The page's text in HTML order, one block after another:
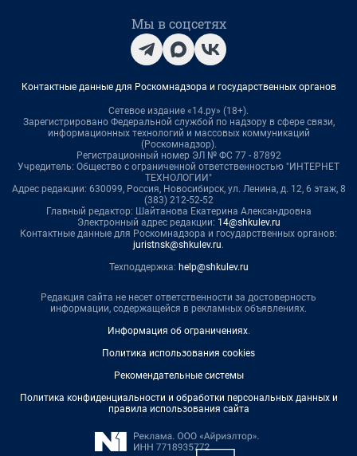
Мы в соцсетях
Контактные данные для Роскомнадзора и государственных органов
Сетевое издание «14.ру» (18+).
Зарегистрировано Федеральной службой по надзору в сфере связи,
информационных технологий и массовых коммуникаций
(Роскомнадзор).
Регистрационный номер ЭЛ № ФС 77 - 87892
Учредитель: Общество с ограниченной ответственностью "ИНТЕРНЕТ
ТЕХНОЛОГИИ"
Адрес редакции: 630099, Россия, Новосибирск, ул. Ленина, д. 12, 6 этаж, 8
(383) 212-52-52
Главный редактор: Шайтанова Екатерина Александровна
Электронный адрес редакции: 14@shkulev.ru
Контактные данные для Роскомнадзора и государственных органов:
juristnsk@shkulev.ru.
Техподдержка: help@shkulev.ru
Редакция сайта не несет ответственности за достоверность
информации, содержащейся в рекламных объявлениях.
Информация об ограничениях.
Политика использования cookies
Рекомендательные системы
Политика конфиденциальности и обработки персональных данных и
правила использования сайта